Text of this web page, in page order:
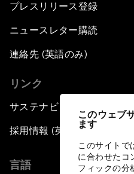
このウェブ
ます
このサイトで
に合わせたコ
フィックの分
Harassment
Next-Generation
Saving Economic
How Is China Leading
プレスリリース登録
ニュースレター購読
連絡先 (英語のみ)
リンク
サステナビリティへの取り組
採用情報 (英語のみ)
言語